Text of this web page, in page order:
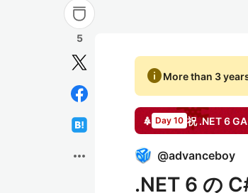
5
more_horiz
infoMore than 3
Day 10
@advanceboy
.NET 6 の